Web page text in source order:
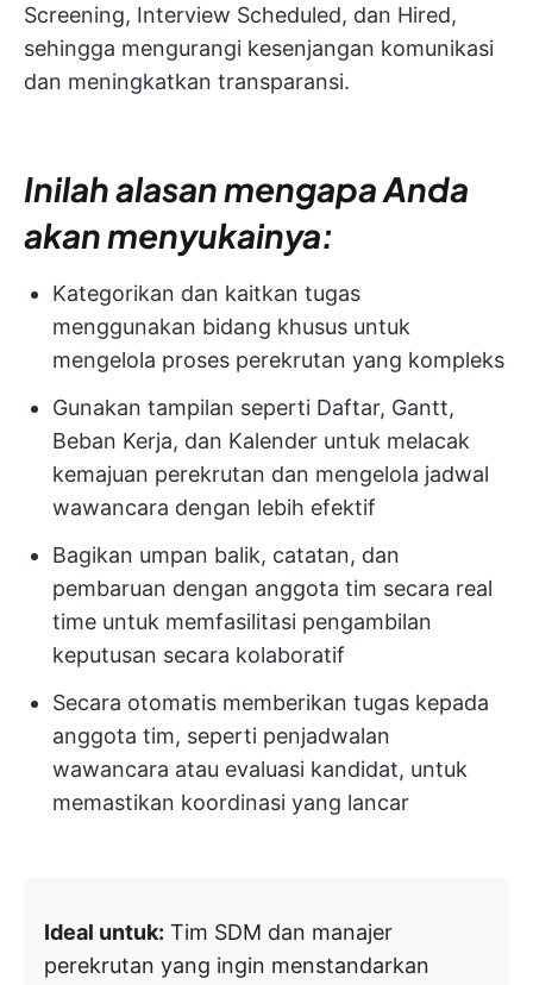
Screening, Interview Scheduled, dan Hired,
sehingga mengurangi kesenjangan komunikasi
dan meningkatkan transparansi.
Inilah alasan mengapa Anda
akan menyukainya:
Kategorikan dan kaitkan tugas
menggunakan bidang khusus untuk
mengelola proses perekrutan yang kompleks
Gunakan tampilan seperti Daftar, Gantt,
Beban Kerja, dan Kalender untuk melacak
kemajuan perekrutan dan mengelola jadwal
wawancara dengan lebih efektif
Bagikan umpan balik, catatan, dan
pembaruan dengan anggota tim secara real
time untuk memfasilitasi pengambilan
keputusan secara kolaboratif
Secara otomatis memberikan tugas kepada
anggota tim, seperti penjadwalan
wawancara atau evaluasi kandidat, untuk
memastikan koordinasi yang lancar
Ideal untuk: Tim SDM dan manajer
perekrutan yang ingin menstandarkan